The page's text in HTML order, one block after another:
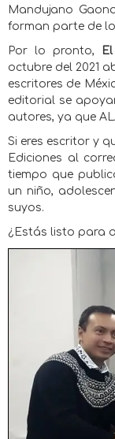
Mandujano
forman parte de
Por lo pronto,
octubre del 2021
escritores de
editorial se
autores, ya que
Si eres escritor y
Ediciones al
tiempo que
un niño,
suyos.
¿Estás listo para